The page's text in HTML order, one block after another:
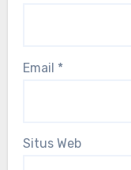
Email *
Situs Web